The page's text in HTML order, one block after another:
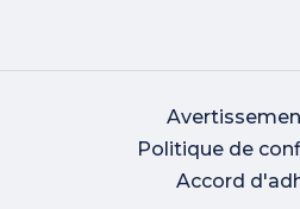
Politique de
Accord